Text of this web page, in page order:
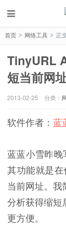
首页 > 网络工具 > 正
TinyURL
短当前网
2013-02-25 分类：
软件作者： 蓝
蓝蓝小雪昨
其功能就是
当前网址。
分析获得缩短
更方便。